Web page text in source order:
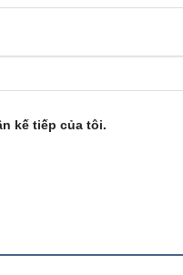
kế tiếp của tôi.